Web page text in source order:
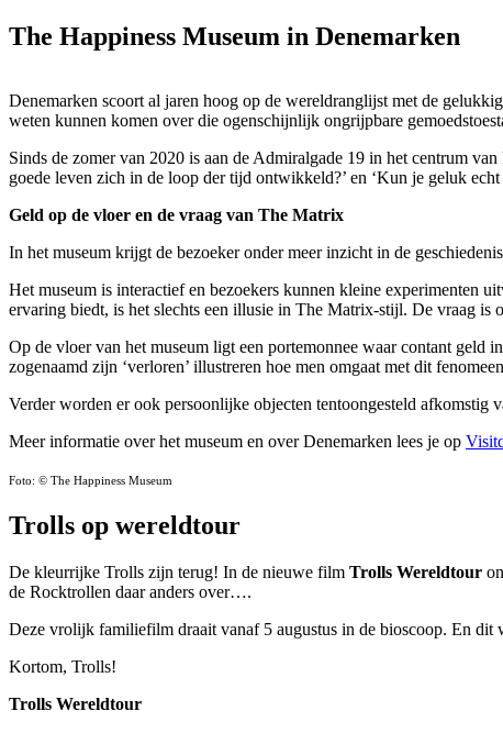
The Happiness Museum in Denemarken
Denemarken scoort al jaren hoog op de wereldranglijst met de
weten kunnen komen over die ogenschijnlijk ongrijpbare
Sinds de zomer van 2020 is aan de Admiralgade 19 in het centrum
goede leven zich in de loop der tijd ontwikkeld?’ en ‘Kun je geluk echt
Geld op de vloer en de vraag van The Matrix
In het museum krijgt de bezoeker onder meer inzicht in de
Het museum is interactief en bezoekers kunnen kleine experimenten
ervaring biedt, is het slechts een illusie in The Matrix-stijl. De vraag is
Op de vloer van het museum ligt een portemonnee waar contant geld
zogenaamd zijn ‘verloren’ illustreren hoe men omgaat met dit
Verder worden er ook persoonlijke objecten tentoongesteld afkomstig
Meer informatie over het museum en over Denemarken lees je op
Foto: © The Happiness Museum
Trolls op wereldtour
De kleurrijke Trolls zijn terug! In de nieuwe film Trolls Wereldtour
de Rocktrollen daar anders over….
Deze vrolijk familiefilm draait vanaf 5 augustus in de bioscoop. En
Kortom, Trolls!
Trolls Wereldtour